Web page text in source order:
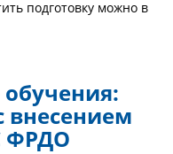
подготовку можно в
внесением
ФРДО